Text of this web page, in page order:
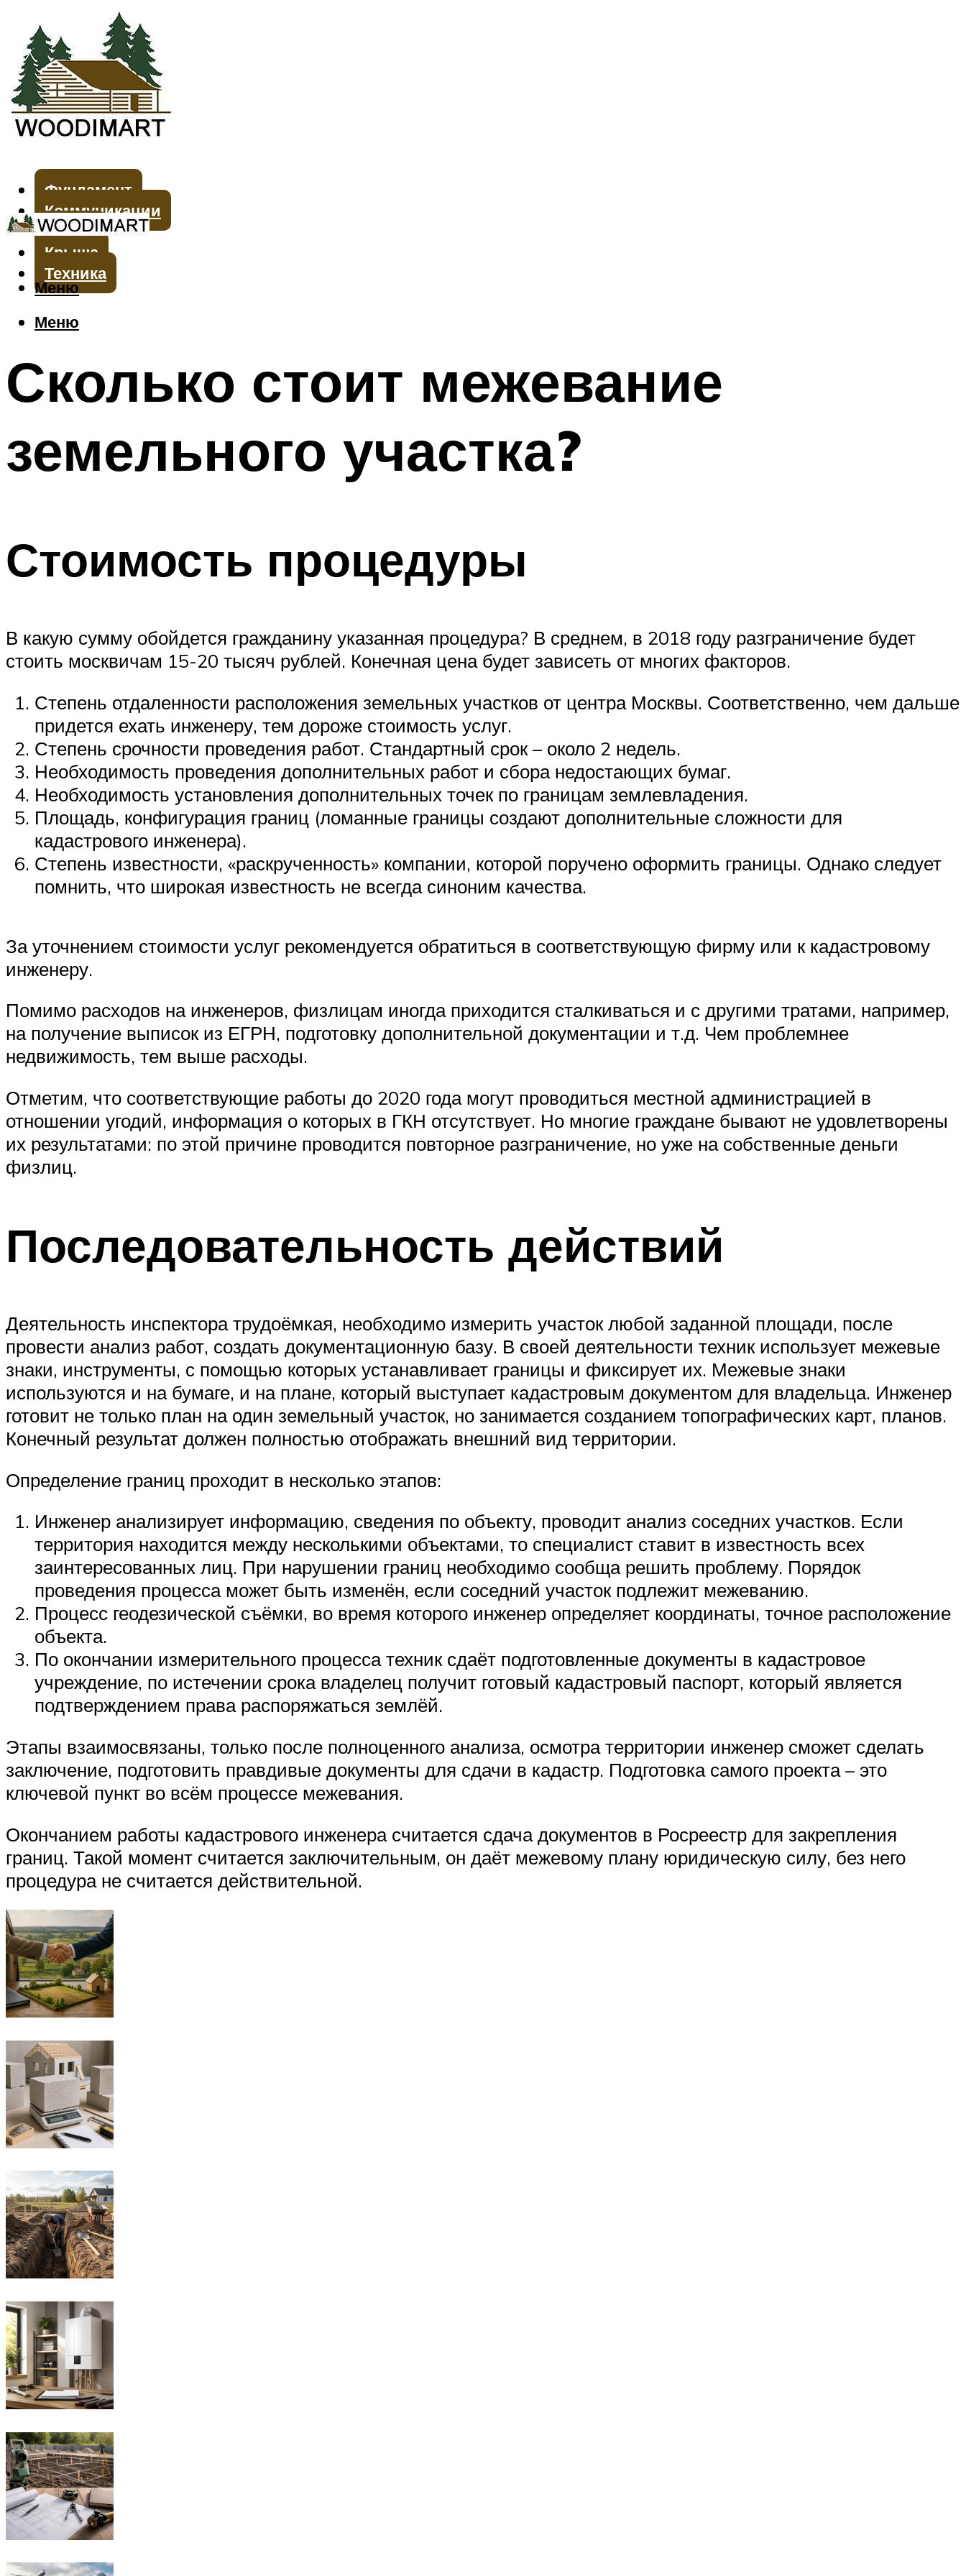
Фундамент
Коммуникации
Стены
Крыша
Техника
Меню
Меню
Сколько стоит межевание
земельного участка?
Стоимость процедуры
В какую сумму обойдется гражданину указанная процедура? В среднем, в 2018 году разграничение будет
стоить москвичам 15-20 тысяч рублей. Конечная цена будет зависеть от многих факторов.
Степень отдаленности расположения земельных участков от центра Москвы. Соответственно, чем дальше
придется ехать инженеру, тем дороже стоимость услуг.
Степень срочности проведения работ. Стандартный срок – около 2 недель.
Необходимость проведения дополнительных работ и сбора недостающих бумаг.
Необходимость установления дополнительных точек по границам землевладения.
Площадь, конфигурация границ (ломанные границы создают дополнительные сложности для
кадастрового инженера).
Степень известности, «раскрученность» компании, которой поручено оформить границы. Однако следует
помнить, что широкая известность не всегда синоним качества.
За уточнением стоимости услуг рекомендуется обратиться в соответствующую фирму или к кадастровому
инженеру.
Помимо расходов на инженеров, физлицам иногда приходится сталкиваться и с другими тратами, например,
на получение выписок из ЕГРН, подготовку дополнительной документации и т.д. Чем проблемнее
недвижимость, тем выше расходы.
Отметим, что соответствующие работы до 2020 года могут проводиться местной администрацией в
отношении угодий, информация о которых в ГКН отсутствует. Но многие граждане бывают не удовлетворены
их результатами: по этой причине проводится повторное разграничение, но уже на собственные деньги
физлиц.
Последовательность действий
Деятельность инспектора трудоёмкая, необходимо измерить участок любой заданной площади, после
провести анализ работ, создать документационную базу. В своей деятельности техник использует межевые
знаки, инструменты, с помощью которых устанавливает границы и фиксирует их. Межевые знаки
используются и на бумаге, и на плане, который выступает кадастровым документом для владельца. Инженер
готовит не только план на один земельный участок, но занимается созданием топографических карт, планов.
Конечный результат должен полностью отображать внешний вид территории.
Определение границ проходит в несколько этапов:
Инженер анализирует информацию, сведения по объекту, проводит анализ соседних участков. Если
территория находится между несколькими объектами, то специалист ставит в известность всех
заинтересованных лиц. При нарушении границ необходимо сообща решить проблему. Порядок
проведения процесса может быть изменён, если соседний участок подлежит межеванию.
Процесс геодезической съёмки, во время которого инженер определяет координаты, точное расположение
объекта.
По окончании измерительного процесса техник сдаёт подготовленные документы в кадастровое
учреждение, по истечении срока владелец получит готовый кадастровый паспорт, который является
подтверждением права распоряжаться землёй.
Этапы взаимосвязаны, только после полноценного анализа, осмотра территории инженер сможет сделать
заключение, подготовить правдивые документы для сдачи в кадастр. Подготовка самого проекта – это
ключевой пункт во всём процессе межевания.
Окончанием работы кадастрового инженера считается сдача документов в Росреестр для закрепления
границ. Такой момент считается заключительным, он даёт межевому плану юридическую силу, без него
процедура не считается действительной.